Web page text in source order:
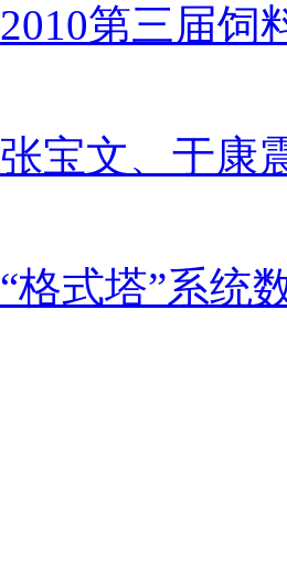
2010第三届饲
张宝文、于康
“格式塔”系统